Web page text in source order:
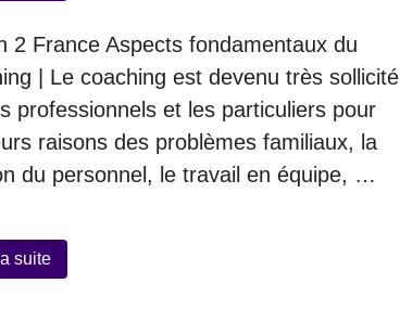
2 France Aspects fon­da­men­taux du
| Le coaching est devenu très sollicité
professionnels et les particuliers pour
raisons des problèmes familiaux, la
du personnel, le travail en équipe, …
suite